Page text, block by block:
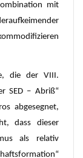
mit
die der VIII.
SED – Abriß“
abgesegnet,
dass dieser
als relativ